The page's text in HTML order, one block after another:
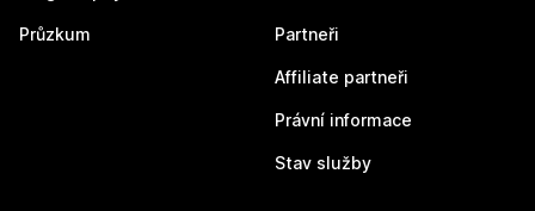
Průzkum Partneři
Affiliate partneři
Právní informace
Stav služby